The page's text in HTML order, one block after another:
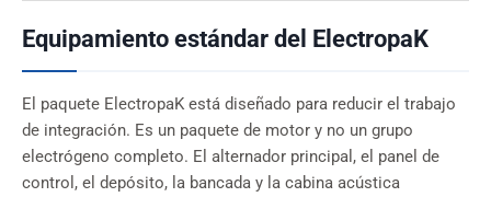
Equipamiento estándar del ElectropaK
El paquete ElectropaK está diseñado para reducir el trabajo
de integración. Es un paquete de motor y no un grupo
electrógeno completo. El alternador principal, el panel de
control, el depósito, la bancada y la cabina acústica